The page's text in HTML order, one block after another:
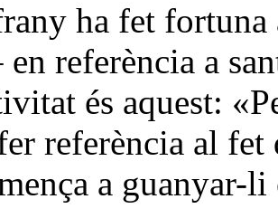
ha fet fortuna
en referència a
és aquest:
referència al fet
a guanyar-